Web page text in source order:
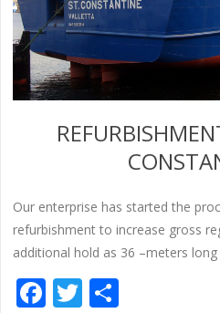
Our enterprise has started the
refurbishment to increase gross
additional hold as 36 –meters
Facebook
Twitter